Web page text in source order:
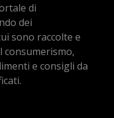
di
dei
sono raccolte e
consumerismo,
e consigli da